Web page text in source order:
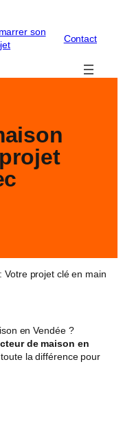
son
Contact
Votre projet clé en main
en Vendée ?
de maison en
la différence pour